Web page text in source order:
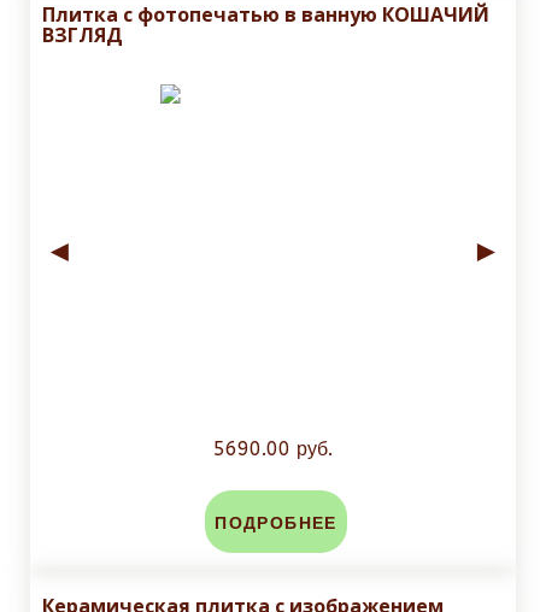
Плитка с фотопечатью в ванную КОШАЧИЙ
ВЗГЛЯД
◄ ►
5690.00 руб.
ПОДРОБНЕЕ
Керамическая плитка с изображением